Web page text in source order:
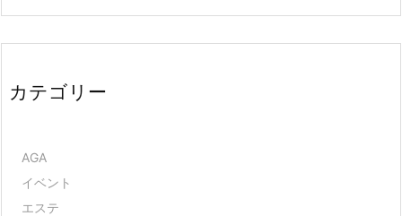
カテゴリー
AGA
イベント
エステ